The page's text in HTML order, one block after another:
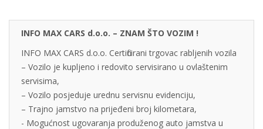
INFO MAX CARS d.o.o. – ZNAM ŠTO VOZIM !
INFO MAX CARS d.o.o. Certificirani trgovac rabljenih vozila
– Vozilo je kupljeno i redovito servisirano u ovlaštenim
servisima,
– Vozilo posjeduje urednu servisnu evidenciju,
– Trajno jamstvo na prijeđeni broj kilometara,
- Mogućnost ugovaranja produženog auto jamstva u